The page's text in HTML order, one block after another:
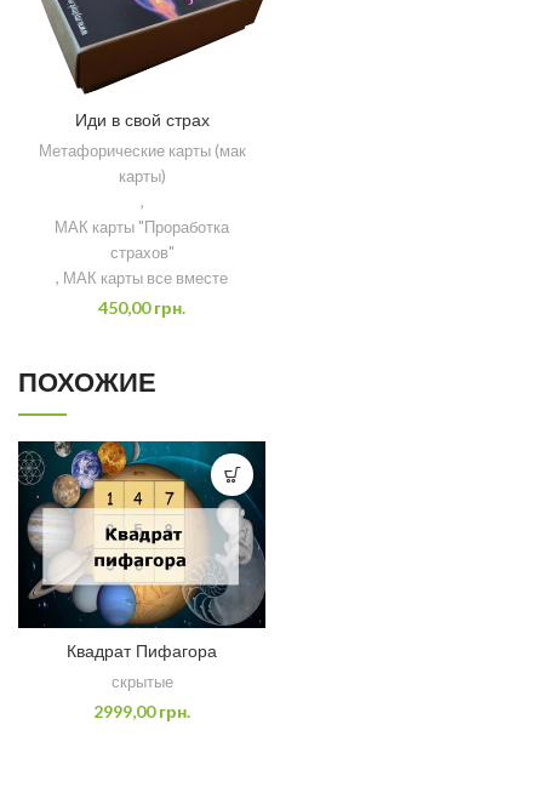
Иди в свой страх
Метафорические карты (мак
карты)
,
МАК карты "Проработка
страхов"
, МАК карты все вместе
450,00грн.
ПОХОЖИЕ
Квадрат Пифагора
скрытые
2999,00грн.